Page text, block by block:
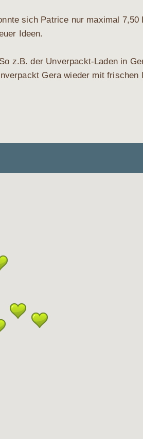
sich Patri­ce nur maxi­mal 7,50
Ideen.
z.B. der Unver­packt-Laden in
Gera wie­der mit fri­schen